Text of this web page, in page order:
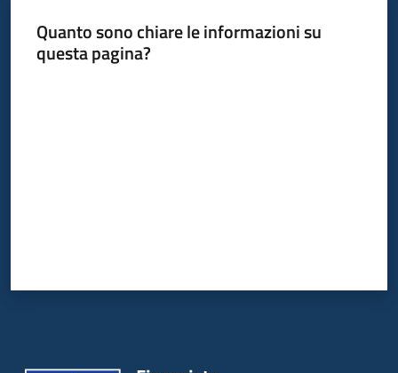
Quanto sono chiare le informazioni su
questa pagina?